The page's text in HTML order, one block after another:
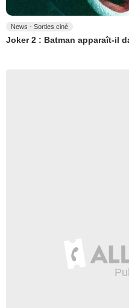
News - Sorties ciné
Joker 2 : Batman apparaît-il